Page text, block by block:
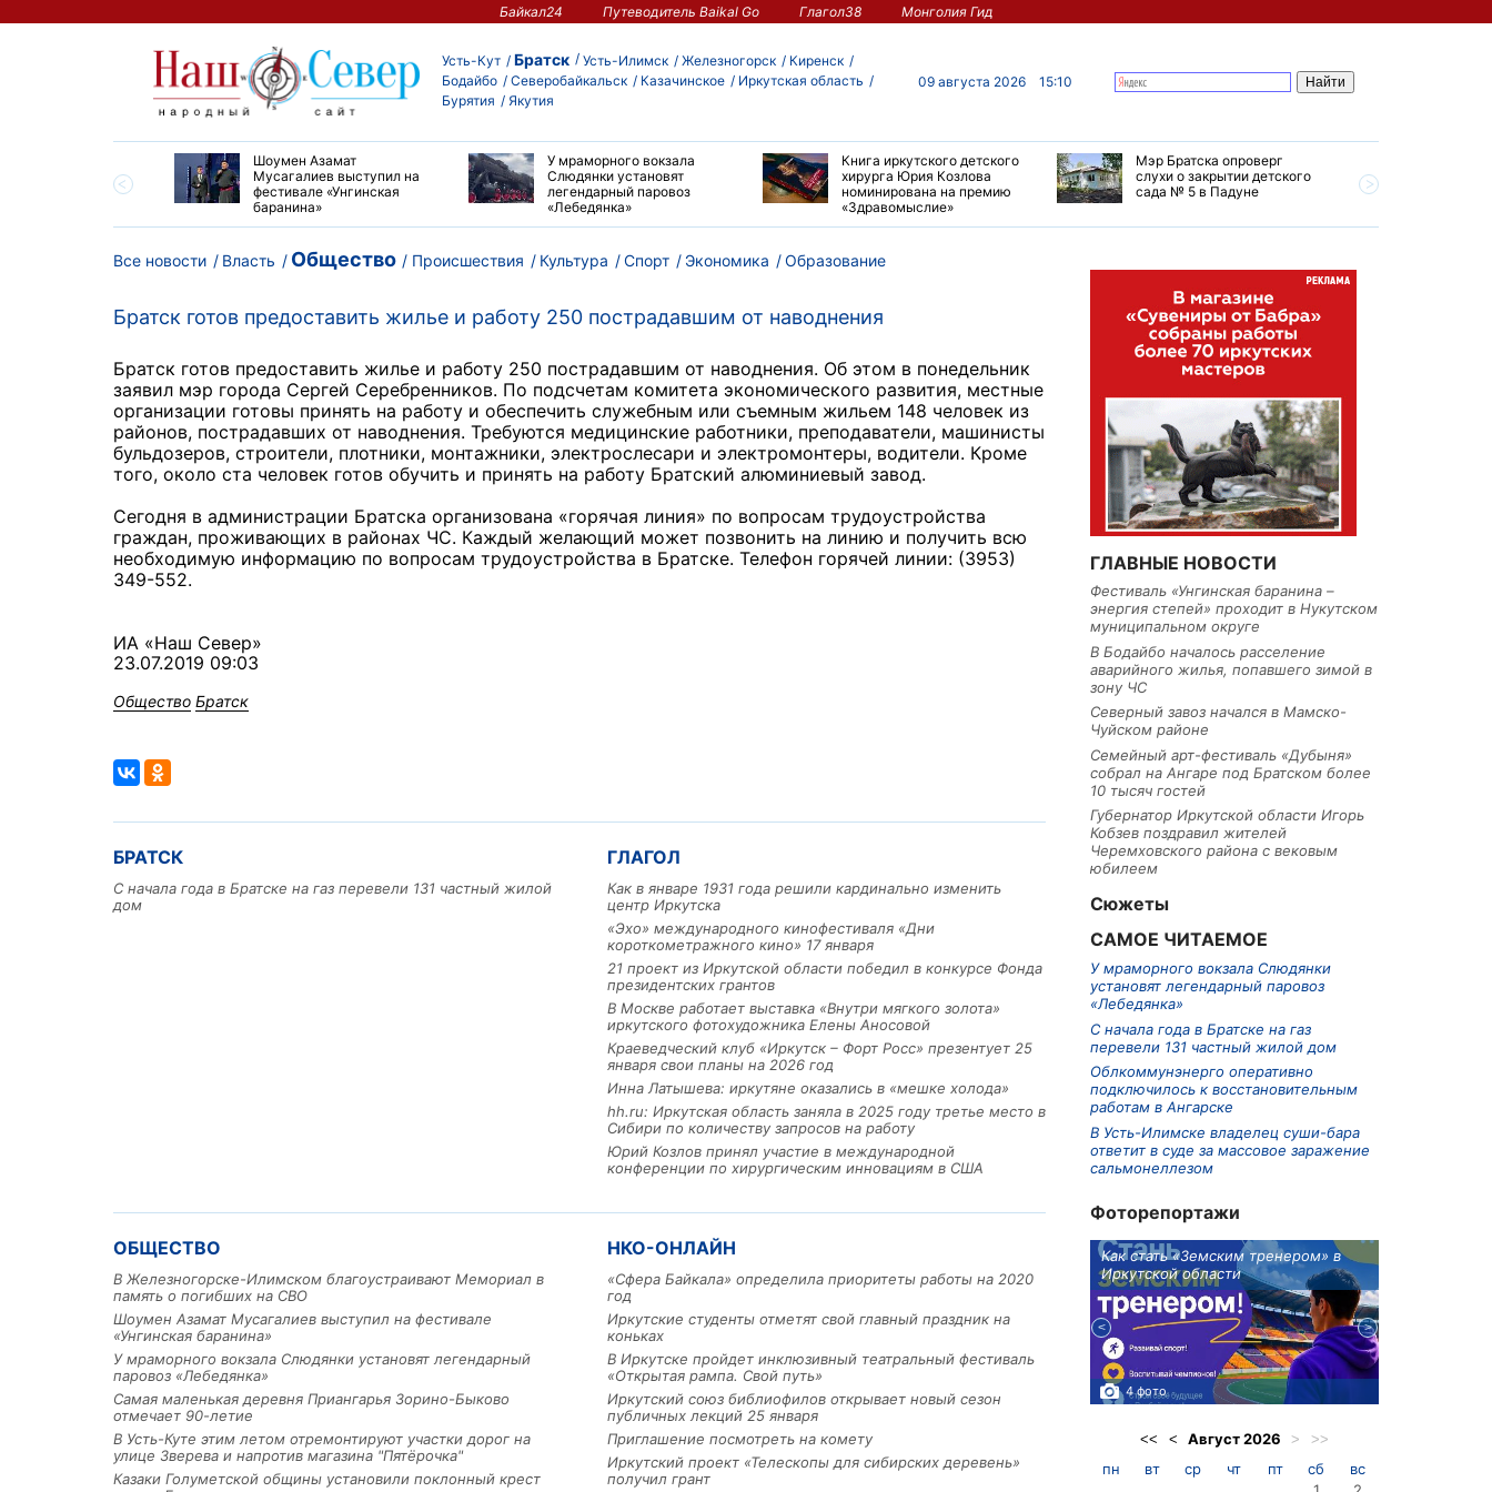
Байкал24 Путеводитель Baikal Go Глагол38 Монголия Гид
Усть-Кут Братск Усть-Илимск Железногорск
Киренск
Бодайбо
Северобайкальск Казачинское
Иркутская область
Бурятия
Якутия
09 августа 2026 15:10
свой высокий
на конгрессе в
Шоумен Азамат
Мусагалиев выступил на
фестивале «Унгинская
баранина»
У мраморного вокзала
Слюдянки установят
легендарный паровоз
«Лебедянка»
Книга иркутского детского
хирурга Юрия Козлова
номинирована на премию
«Здравомыслие»
Мэр Братска опроверг
слухи о закрытии детского
сада № 5 в Падуне
Все новости Власть Общество Происшествия Культура Спорт Экономика Образование
Братск готов предоставить жилье и работу 250 пострадавшим от наводнения
Братск готов предоставить жилье и работу 250 пострадавшим от наводнения. Об этом в понедельник
заявил мэр города Сергей Серебренников. По подсчетам комитета экономического развития, местные
организации готовы принять на работу и обеспечить служебным или съемным жильем 148 человек из
районов, пострадавших от наводнения. Требуются медицинские работники, преподаватели, машинисты
бульдозеров, строители, плотники, монтажники, электрослесари и электромонтеры, водители. Кроме
того, около ста человек готов обучить и принять на работу Братский алюминиевый завод.
Сегодня в администрации Братска организована «горячая линия» по вопросам трудоустройства
граждан, проживающих в районах ЧС. Каждый желающий может позвонить на линию и получить всю
необходимую информацию по вопросам трудоустройства в Братске. Телефон горячей линии: (3953)
349-552.
ИА «Наш Север»
23.07.2019 09:03
Общество Братск
БРАТСК
С начала года в Братске на газ перевели 131 частный жилой
дом
ГЛАГОЛ
Как в январе 1931 года решили кардинально изменить
центр Иркутска
«Эхо» международного кинофестиваля «Дни
короткометражного кино» 17 января
21 проект из Иркутской области победил в конкурсе Фонда
президентских грантов
В Москве работает выставка «Внутри мягкого золота»
иркутского фотохудожника Елены Аносовой
Краеведческий клуб «Иркутск – Форт Росс» презентует 25
января свои планы на 2026 год
Инна Латышева: иркутяне оказались в «мешке холода»
hh.ru: Иркутская область заняла в 2025 году третье место в
Сибири по количеству запросов на работу
Юрий Козлов принял участие в международной
конференции по хирургическим инновациям в США
ОБЩЕСТВО
В Железногорске-Илимском благоустраивают Мемориал в
память о погибших на СВО
Шоумен Азамат Мусагалиев выступил на фестивале
«Унгинская баранина»
У мраморного вокзала Слюдянки установят легендарный
паровоз «Лебедянка»
Самая маленькая деревня Приангарья Зорино-Быково
отмечает 90-летие
В Усть-Куте этим летом отремонтируют участки дорог на
улице Зверева и напротив магазина "Пятёрочка"
Казаки Голуметской общины установили поклонный крест
НКО-ОНЛАЙН
«Сфера Байкала» определила приоритеты работы на 2020
год
Иркутские студенты отметят свой главный праздник на
коньках
В Иркутске пройдет инклюзивный театральный фестиваль
«Открытая рампа. Свой путь»
Иркутский союз библиофилов открывает новый сезон
публичных лекций 25 января
Приглашение посмотреть на комету
Иркутский проект «Телескопы для сибирских деревень»
получил грант
ГЛАВНЫЕ НОВОСТИ
Фестиваль «Унгинская баранина –
энергия степей» проходит в Нукутском
муниципальном округе
В Бодайбо началось расселение
аварийного жилья, попавшего зимой в
зону ЧС
Северный завоз начался в Мамско-
Чуйском районе
Семейный арт-фестиваль «Дубыня»
собрал на Ангаре под Братском более
10 тысяч гостей
Губернатор Иркутской области Игорь
Кобзев поздравил жителей
Черемховского района с вековым
юбилеем
Сюжеты
САМОЕ ЧИТАЕМОЕ
У мраморного вокзала Слюдянки
установят легендарный паровоз
«Лебедянка»
С начала года в Братске на газ
перевели 131 частный жилой дом
Облкоммунэнерго оперативно
подключилось к восстановительным
работам в Ангарске
В Усть-Илимске владелец суши-бара
ответит в суде за массовое заражение
сальмонеллезом
Фоторепортажи
рублей получит
машиностроительное предприятие
из Иркутской области
Как стать «Земским тренером» в
Иркутской области
4 фото
<< < Август2026 > >>
пн вт ср чт пт сб
вс